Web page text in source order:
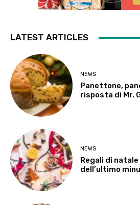
LATEST ARTICLES
NEWS
Panettone,
risposta di Mr.
NEWS
Regali di
dell’ultimo